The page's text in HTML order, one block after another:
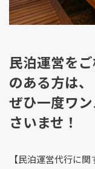
民泊運営を
のある方は、
ぜひ一度ワ
さいませ！
【民泊運営代行に関